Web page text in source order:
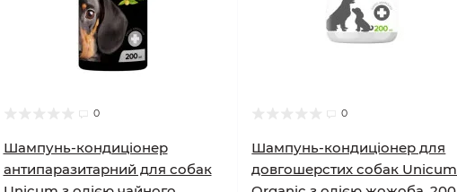
0
Шампунь-кондиціонер
антипаразитарний для собак
0
Шампунь-кондиціонер для
довгошерстих собак Unicum